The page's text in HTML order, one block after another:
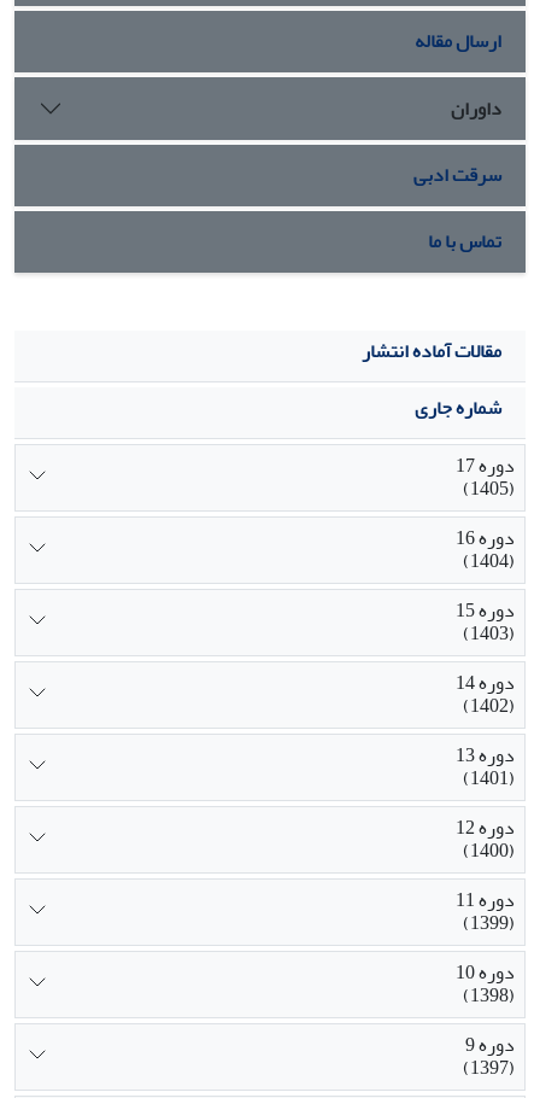
ارسال مقاله
داوران
سرقت ادبی
تماس با ما
مقالات آماده انتشار
شماره جاری
دوره 17
(1405)
دوره 16
(1404)
دوره 15
(1403)
دوره 14
(1402)
دوره 13
(1401)
دوره 12
(1400)
دوره 11
(1399)
دوره 10
(1398)
دوره 9
(1397)